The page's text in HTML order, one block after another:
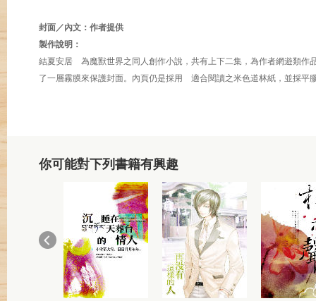
封面／內文：作者提供
製作說明：
結夏安居 為魔獸世界之同人創作小說，共有上下二集，為作者網遊類
了一層霧膜來保護封面。內頁仍是採用 適合閱讀之米色道林紙，並採平
你可能對下列書籍有興趣